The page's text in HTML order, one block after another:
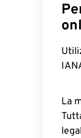
La